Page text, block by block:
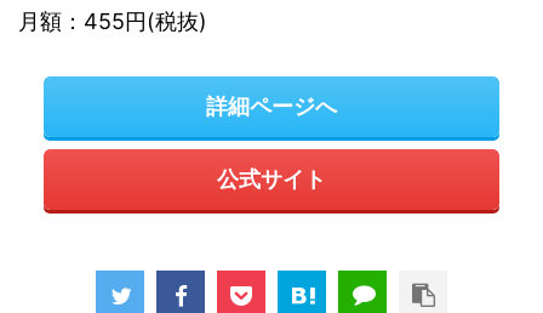
月額：455円(税抜)
詳細ページへ
公式サイト